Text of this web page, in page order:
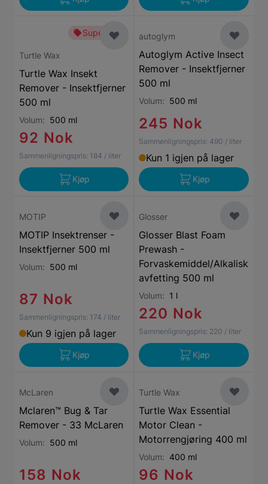
Superbillig
Turtle Wax
Turtle Wax Insekt
Remover - Insektfjerner
500 ml
Volum: 500 ml
92 Nok
Sammenligningspris: 184 / liter
Kjøp
autoglym
Autoglym Active Insect
Remover - Insektfjerner
500 ml
Volum: 500 ml
245 Nok
Sammenligningspris: 490 / liter
Kun 1 igjen på lager
Kjøp
MOTIP
MOTIP Insektrenser -
Insektfjerner 500 ml
Volum: 500 ml
87 Nok
Sammenligningspris: 174 / liter
Kun 9 igjen på lager
Kjøp
Glosser
Glosser Blast Foam
Prewash -
Forvaskemiddel/Alkalisk
avfetting 500 ml
Volum: 1 l
220 Nok
Sammenligningspris: 220 / liter
Kjøp
McLaren
Mclaren™ Bug & Tar
Remover - 33 McLaren
Volum: 500 ml
158 Nok
Turtle Wax
Turtle Wax Essential
Motor Clean -
Motorrengjøring 400 ml
Volum: 400 ml
96 Nok